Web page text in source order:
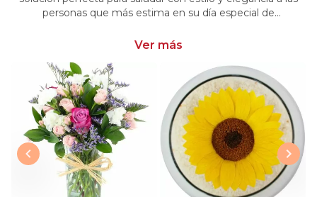
personas que más estima en su día especial de
para cumpleaños
Ver más